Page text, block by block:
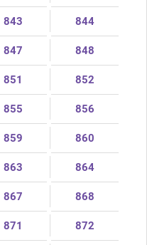
843 844
847 848
851 852
855 856
859 860
863 864
867 868
871 872